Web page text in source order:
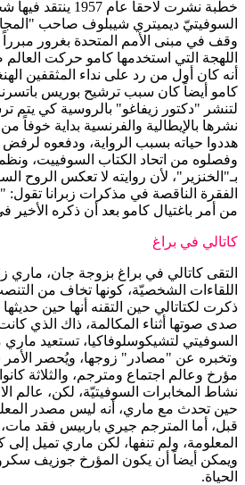
خطبة نشرت لاحقاً عام
السوفيتيّ ديميتري شيبلوف صاحب
وقف في مبنى الأمم المتحدة بغرور مبرراً
اللهجة التي استخدمها كامو حركت العالم
أنه كان أول من رد على نداء المثقفين
كامو أيضاً كان سبب ترشيح بوريس
لتنشر "دكتور زيفاغو" بالروسية كي يتم
نشرها بالإيطالية والفرنسية بداية
هددوا حياته بسبب الرواية، ودفعوه لرفض
وفصلوه من اتحاد الكتاب السوفييت،
بـ"الخنزير"، لأن روايته لا تعكس الروح
الفقرة الناقصة في مذكرات زبرانا
من أمر باغتيال كامو بعد أن ذكره الأخير
كاتالي في براغ
التقى كاتالي في براغ بزوجة جان، ماري
اللقاءات الشخصيّة، كونها تخاف من
ذكرت لكتاتالي حين التقنه أنها حين
صدى صوتها أثناء المكالمة، ذاك الذي
السوفيتي لتشيكوسلوفاكيا، تستعيد ماري
وتخبره عن "مصادر" زوجها، ويُحصر الأمر
مؤرخ وعالم اجتماع ومترجم، والثلاثة
نشاط المخابرات السوفيتيّة، لكن، عالم
حين تحدث مع ماري، أنه ليس مصدر
قبل، أما المترجم جيري باربيس فقد
المعلومة، ولم تنفها، لكن ماري تميل
ويمكن أيضاً أن يكون المؤرخ جوزيف
الحياة.